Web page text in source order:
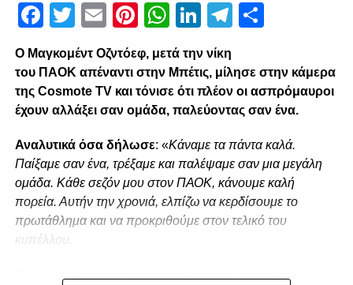
είτε μέσω της επίσημης εφαρμογής της Ρεάλ Μπέτις
(ενότητα «επικοινωνίες»).
Όσοι δεν εξασφαλίσουν εισιτήριο θα λάβουν πλήρη
επιστροφή χρημάτων, ενώ όσοι επιλεγούν θα πρέπει να
επιβεβαιώσουν την αποδοχή του εισιτηρίου τους εντός 24
ωρών από την παραλαβή της σχετικής ειδοποίησης.
ADVERTISEMENT
Facebook
Facebook
Twitter
EmailPinterest
WhatsApp
LinkedIn
Telegram
Ο Μαγκομέντ Οζντόεφ, μετά την νίκη
του ΠΑΟΚ απέναντι στην Μπέτις, μίλησε στην κάμερα
της Cosmote TV και τόνισε ότι πλέον οι ασπρόμαυροι
έχουν αλλάξει σαν ομάδα, παλεύοντας σαν ένα.
Αναλυτικά όσα δήλωσε: «Κάναμε τα πάντα καλά.
Παίξαμε σαν ένα, τρέξαμε και παλέψαμε σαν μια μεγάλη
ομάδα. Κάθε σεζόν μου στον ΠΑΟΚ, κάνουμε καλή
πορεία. Αυτήν την χρονιά, ελπίζω να κερδίσουμε το
πρωτάθλημα και να προκριθούμε στον τελικό του
κυπέλλου.